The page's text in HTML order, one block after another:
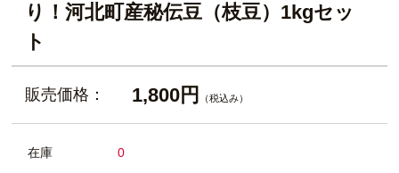
り！河北町産秘伝豆（枝豆）1kgセッ
ト
販売価格： 1,800円 （税込み）
在庫 0